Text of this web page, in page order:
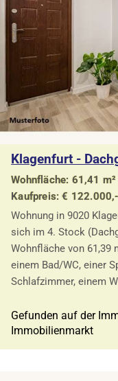
Klagenfurt -
Wohnfläche: 61,41
Kaufpreis: € 122.000,-
Wohnung in 9020
sich im 4. Stock
Wohnfläche von 61,39
einem Bad/WC, einer
Schlafzimmer, einem
Gefunden auf der
Immobilienmarkt